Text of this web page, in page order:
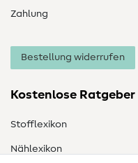
Zahlung
Bestellung widerrufen
Kostenlose Ratgeber
Stofflexikon
Nählexikon